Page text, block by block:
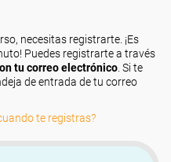
necesitas registrarte. ¡Es
Puedes registrarte a través
tu correo electrónico . Si te
de entrada de tu correo
te registras?